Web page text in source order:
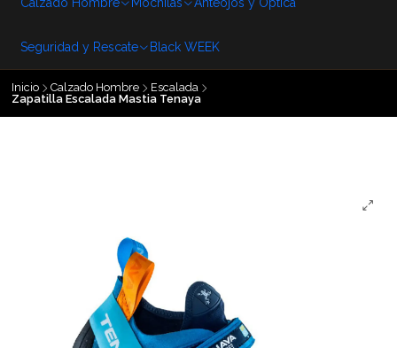
Calzado Hombre Mochilas Anteojos y Optica
Seguridad y Rescate Black WEEK
Inicio Calzado Hombre
Escalada
Zapatilla Escalada Mastia Tenaya